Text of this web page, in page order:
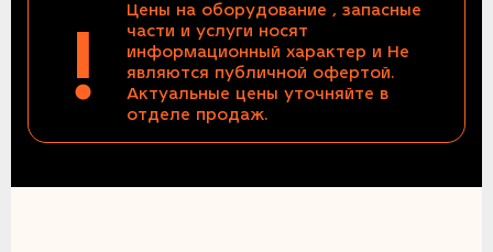
!
Цены на оборудование , запасные
части и услуги носят
информационный характер и Не
являются публичной офертой.
Актуальные цены уточняйте в
отделе продаж.